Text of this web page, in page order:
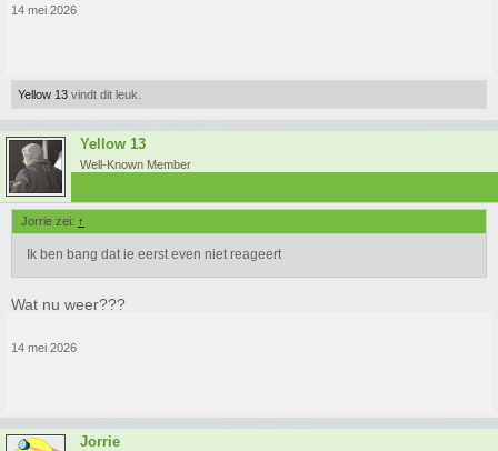
14 mei 2026
Yellow 13 vindt dit leuk.
Yellow 13
Well-Known Member
Jorrie zei: ↑
Ik ben bang dat ie eerst even niet reageert
Wat nu weer???
14 mei 2026
Jorrie